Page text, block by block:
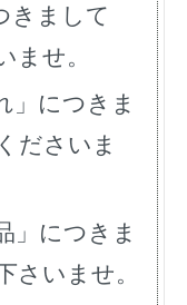
きまして
ませ。
」につきま
ださいま
」につきま
さいませ。